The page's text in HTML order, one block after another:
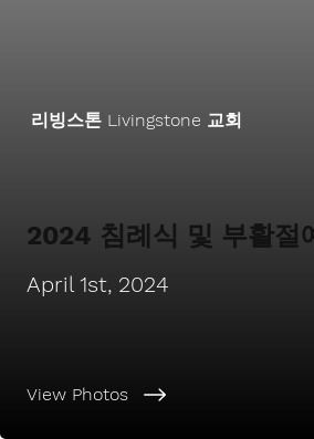
View Photos
리빙스톤 Livingstone 교회
April 1st, 2024
2024 침례식 및 부활절